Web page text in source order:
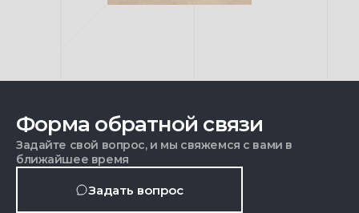
Форма обратной связи
Задайте свой вопрос, и мы свяжемся с вами в
ближайшее время
Задать вопрос